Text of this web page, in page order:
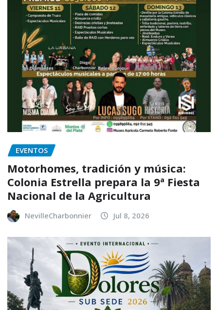
EVENTOS
Motorhomes, tradición y música:
Colonia Estrella prepara la 9ª Fiesta
Nacional de la Agricultura
NevilleCharbonnier Jul 8, 2026